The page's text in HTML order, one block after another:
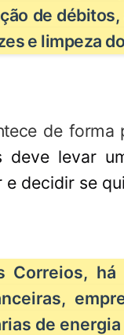
de
e limpeza
de forma
deve levar
e decidir se
Correios,
de energia